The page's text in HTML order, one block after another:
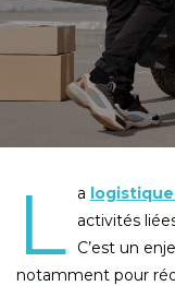
L a
activités
C’est un
notamment pour